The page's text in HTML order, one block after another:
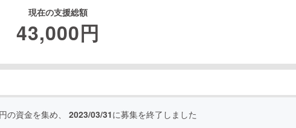
現在の支援総額
43,000円
円の資金を集め、 2023/03/31に募集を終了しました